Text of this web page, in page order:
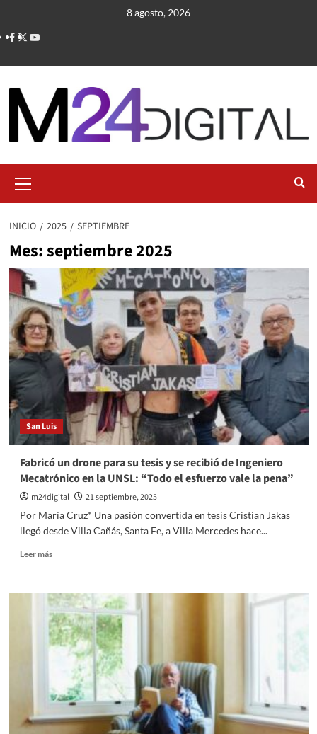
contenido
8 agosto, 2026
primario
INICIO 2025 SEPTIEMBRE
Mes:septiembre 2025
San Luis
Fabricó un drone para su tesis y se recibió de Ingeniero
Mecatrónico en la UNSL: “Todo el esfuerzo vale la pena”
m24digital
21 septiembre, 2025
Por María Cruz* Una pasión convertida en tesis Cristian Jakas
llegó desde Villa Cañás, Santa Fe, a Villa Mercedes hace...
Leer másLeer
Fabricó
un
drone
para
su
se
recibió
de
Ingeniero